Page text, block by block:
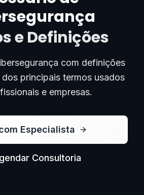
e Definições
com definições
principais termos usados
e empresas.
Especialista
Consultoria